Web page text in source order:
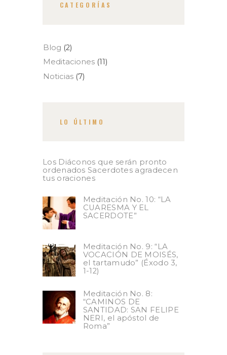
CATEGORÍAS
Blog (2)
Meditaciones (11)
Noticias (7)
LO ÚLTIMO
Los Diáconos que serán pronto
ordenados Sacerdotes agradecen
tus oraciones
Meditación No. 10: “LA
CUARESMA Y EL
SACERDOTE”
Meditación No. 9: “LA
VOCACIÓN DE MOISÉS,
el tartamudo” (Éxodo 3,
1-12)
Meditación No. 8:
“CAMINOS DE
SANTIDAD: SAN FELIPE
NERI, el apóstol de
Roma”